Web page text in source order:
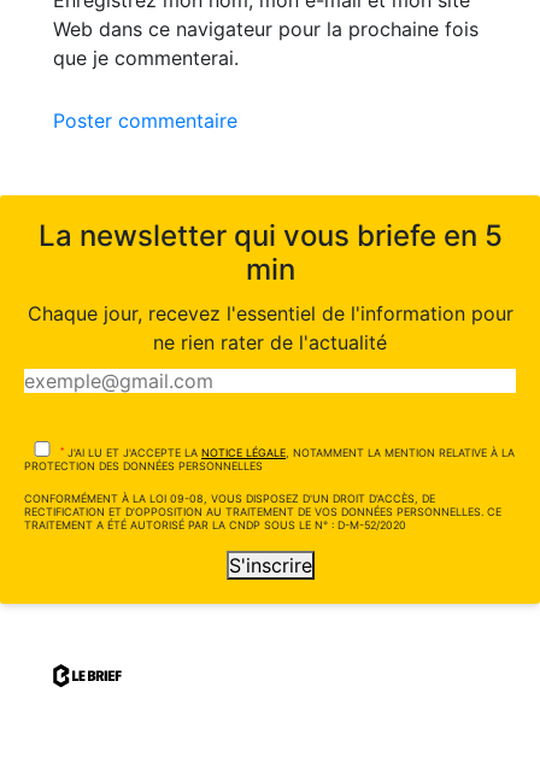
Web dans ce navigateur pour la prochaine fois
que je commenterai.
Poster commentaire
La newsletter qui vous briefe en 5
min
Chaque jour, recevez l'essentiel de l'information pour
ne rien rater de l'actualité
* J'AI LU ET J'ACCEPTE LA NOTICE LÉGALE, NOTAMMENT LA MENTION RELATIVE À LA
PROTECTION DES DONNÉES PERSONNELLES
CONFORMÉMENT À LA LOI 09-08, VOUS DISPOSEZ D'UN DROIT D'ACCÈS, DE
RECTIFICATION ET D'OPPOSITION AU TRAITEMENT DE VOS DONNÉES PERSONNELLES. CE
TRAITEMENT A ÉTÉ AUTORISÉ PAR LA CNDP SOUS LE N° : D-M-52/2020
S'inscrire